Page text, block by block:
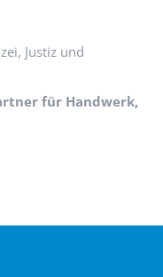
Justiz und
für Handwerk,